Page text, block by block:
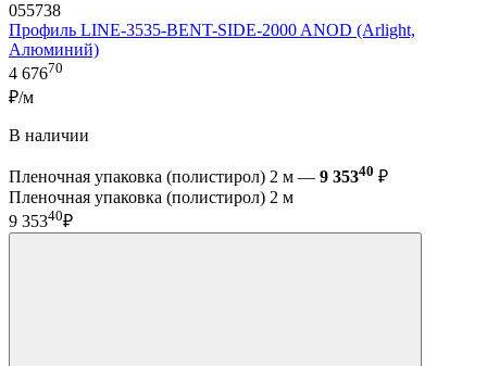
055738
Профиль LINE-3535-BENT-SIDE-2000 ANOD (Arlight,
Алюминий)
4 67670
₽/м
В наличии
Пленочная упаковка (полистирол) 2 м — 9 35340 ₽
Пленочная упаковка (полистирол) 2 м
9 35340₽